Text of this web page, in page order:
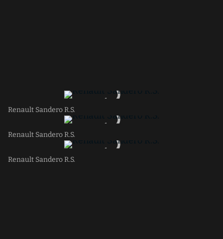
Renault Sandero R.S.
Renault Sandero R.S.
Renault Sandero R.S.